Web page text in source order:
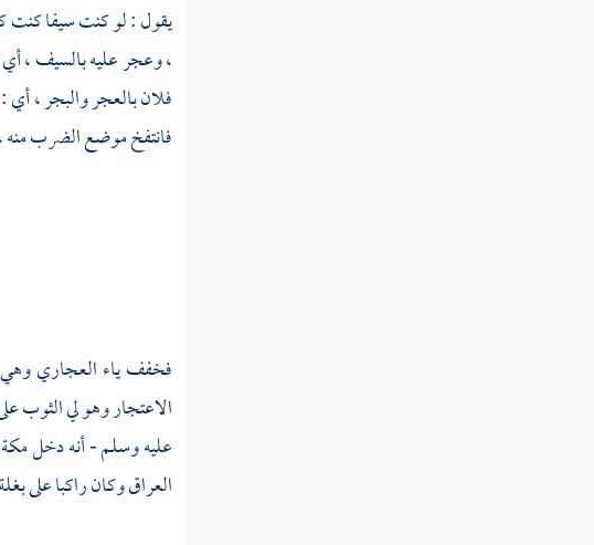
يقول : لو كنت سيفا كنت
، وعجر عليه بالسيف ،
فلان بالعجر والبجر ،
فانتفخ موضع الضرب
فخفف ياء العجاري وهي
الاعتجار وهو لي الثوب
عليه وسلم - أنه دخل
العراقوكان راكبا على